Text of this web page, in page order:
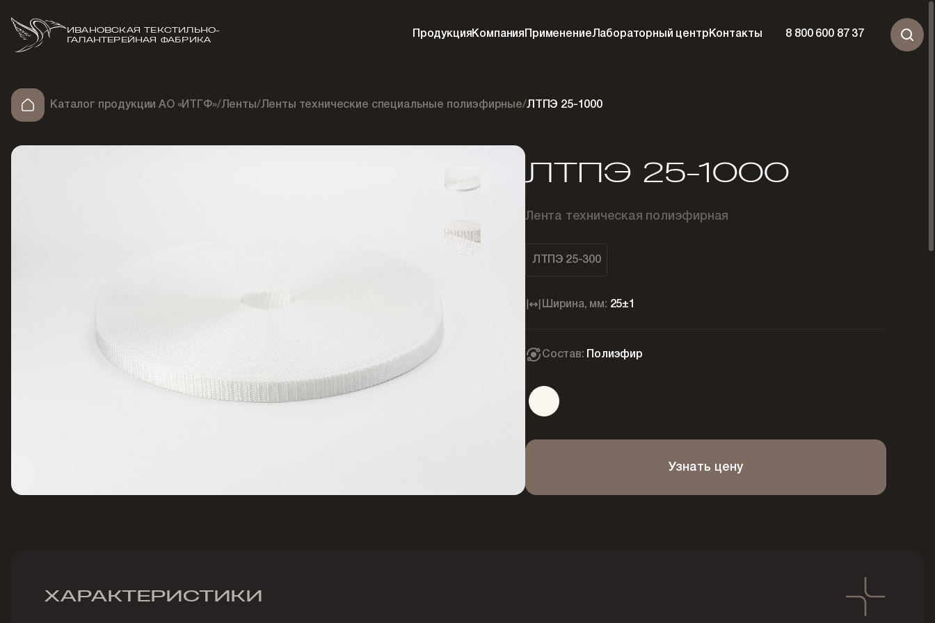
ИВАНОВСКАЯ ТЕКСТИЛЬНО-
ГАЛАНТЕРЕЙНАЯ ФАБРИКА
Продукция Компания ПрименениеЛабораторный центр Контакты 8 800 600 87 37
Каталог продукции АО «ИТГФ»/Ленты /Ленты технические специальные полиэфирные/ЛТПЭ 25-1000
ЛТПЭ 25-1000
Лента техническая полиэфирная
ЛТПЭ 25-300
Ширина, мм: 25±1
Состав: Полиэфир
Узнать цену
ХАРАКТЕРИСТИКИ